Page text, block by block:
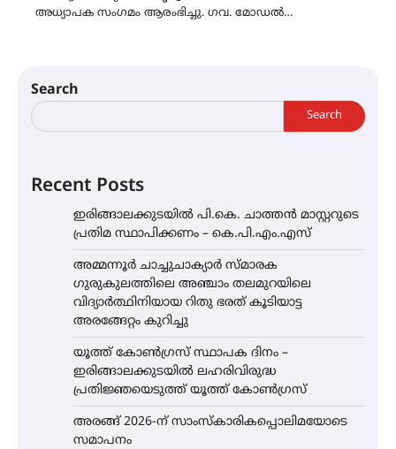
അധ്യാപക സംഗമം ആരംഭിച്ചു. ഗവ. മോഡൽ…
Search
Search
Recent Posts
ഇരിങ്ങാലക്കുടയിൽ പി.കെ. ചാത്തൻ മാസ്റ്ററുടെ
പ്രതിമ സ്ഥാപിക്കണം – കെ.പി.എം.എസ്
അമ്മന്നൂർ ചാച്ചുചാക്യാർ സ്മാരക
ഗുരുകുലത്തിലെ അഞ്ചാം തലമുറയിലെ
വിദ്യാർത്ഥിനിയായ റിതു ഭരത് കൂടിയാട്ട
അരങ്ങേറ്റം കുറിച്ചു
യൂത്ത് കോൺഗ്രസ്‌ സ്ഥാപക ദിനം –
ഇരിങ്ങാലക്കുടയിൽ ലഹരിവിരുദ്ധ
പ്രതിജ്ഞയെടുത്ത് യൂത്ത് കോൺഗ്രസ്
അരങ്ങ് 2026-ന് സാംസ്കാരികപ്പൊലിമയോടെ
സമാപനം